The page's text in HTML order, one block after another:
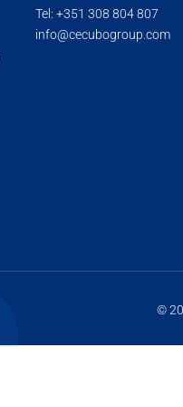
Tel:+351 308 804 807
info@cecubogroup.com
©